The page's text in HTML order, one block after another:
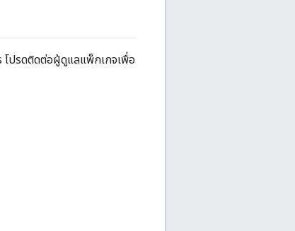
ปรดติดต่อผู้ดูแลแพ็กเกจเพื่อ